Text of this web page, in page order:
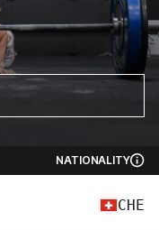
NATIONALITY
CHE